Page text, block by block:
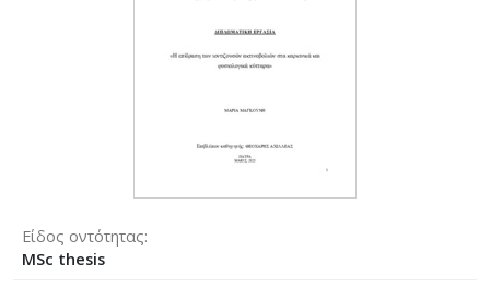
Είδος οντότητας
MSc thesis